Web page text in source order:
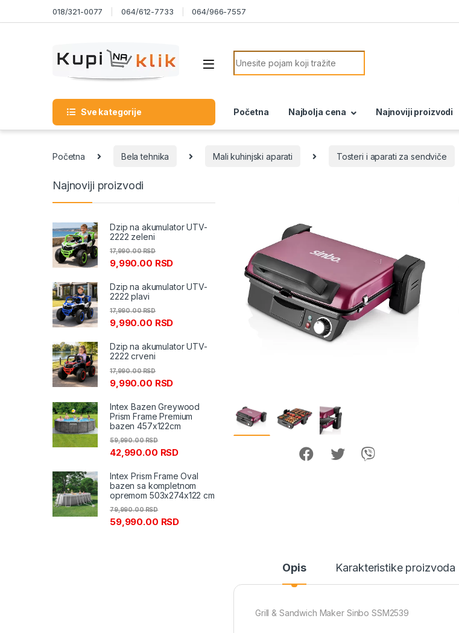
Skip to navigation018/321-0077 064/612-7733 064/966-7557
Search for:
Sve kategorije Početna Najbolja cena Najnoviji proizvodi
Početna Bela tehnika Mali kuhinjski aparati Tosteri i aparati za sendviče
Opis Karakteristike proizvoda
Grill & Sandwich Maker Sinbo SSM2539
Najnoviji proizvodi
Dzip na akumulator UTV-
2222 zeleni
9,990.00 RSD
17,990.00RSD
Dzip na akumulator UTV-
2222 plavi
9,990.00 RSD
17,990.00RSD
Dzip na akumulator UTV-
2222 crveni
9,990.00 RSD
17,990.00RSD
Intex Bazen Greywood
Prism Frame Premium
bazen 457x122cm
42,990.00 RSD
59,990.00RSD
Intex Prism Frame Oval
bazen sa kompletnom
opremom 503x274x122 cm
59,990.00 RSD
79,990.00RSD